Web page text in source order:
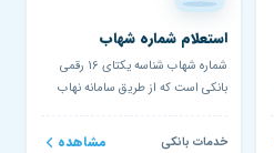
استعلام شماره شهاب
شماره شهاب شناسه یکتای 16 رقمی
بانکی است که از طریق سامانه نهاب
خدمات بانکی مشاهده